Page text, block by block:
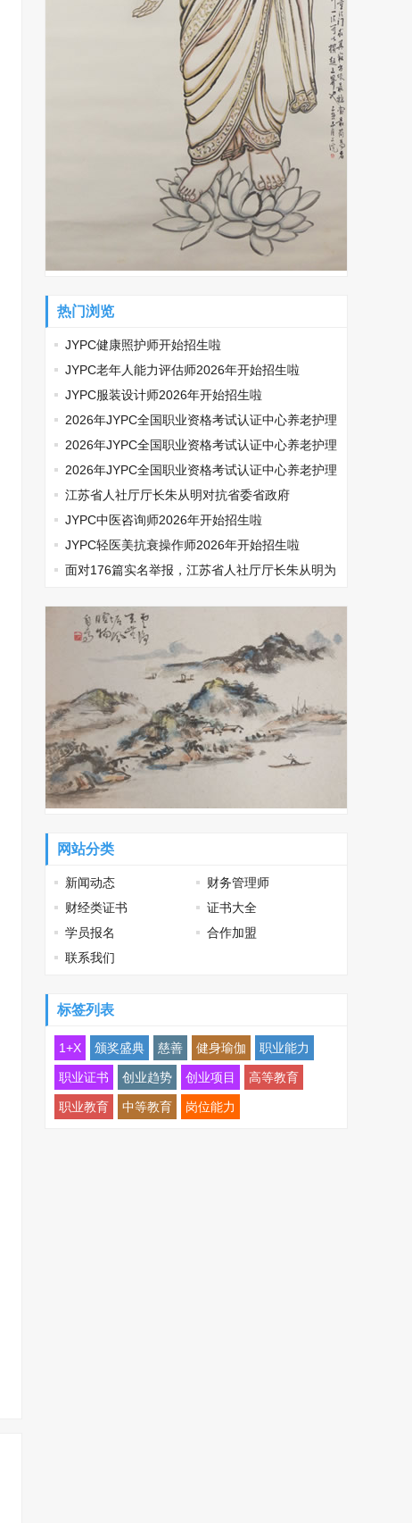
热门浏览
JYPC健康照护师开始招生啦
JYPC老年人能力评估师2026年开始招生啦
JYPC服装设计师2026年开始招生啦
2026年JYPC全国职业资格考试认证中心养老护理
师开始报名啦
2026年JYPC全国职业资格考试认证中心养老护理
师开始报名啦
2026年JYPC全国职业资格考试认证中心养老护理
师开始报名啦
江苏省人社厅厅长朱从明对抗省委省政府
JYPC中医咨询师2026年开始招生啦
JYPC轻医美抗衰操作师2026年开始招生啦
面对176篇实名举报，江苏省人社厅厅长朱从明为
网站分类
新闻动态
财务管理师
财经类证书
证书大全
学员报名
合作加盟
联系我们
标签列表
1+X 颁奖盛典 慈善 健身瑜伽 职业能力
职业证书 创业趋势 创业项目 高等教育
职业教育 中等教育 岗位能力